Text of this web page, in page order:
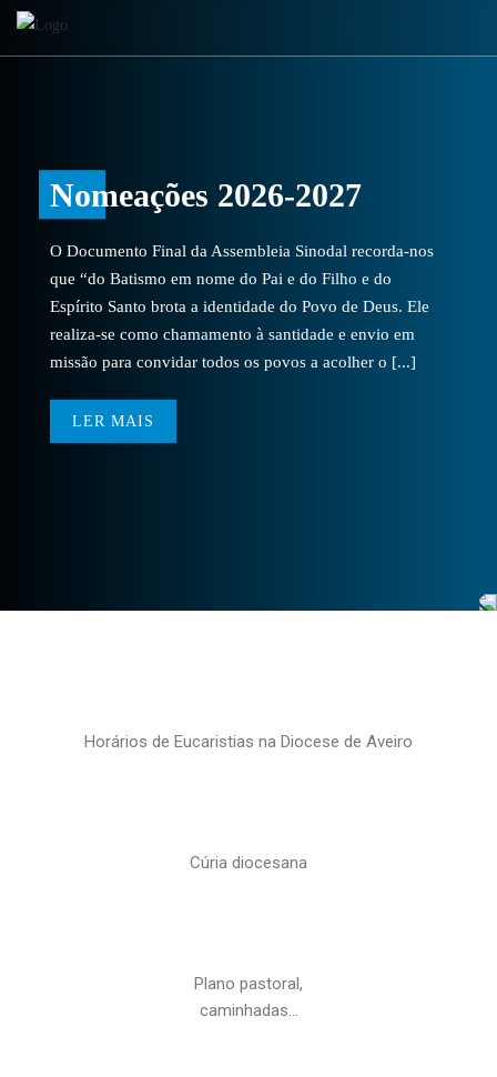
Nomeações 2026-2027
O Documento Final da Assembleia Sinodal recorda-nos
que “do Batismo em nome do Pai e do Filho e do
Espírito Santo brota a identidade do Povo de Deus. Ele
realiza-se como chamamento à santidade e envio em
missão para convidar todos os povos a acolher o [...]
LER MAIS
Horários de Eucaristias na Diocese de Aveiro
Cúria diocesana
Plano pastoral,
caminhadas…